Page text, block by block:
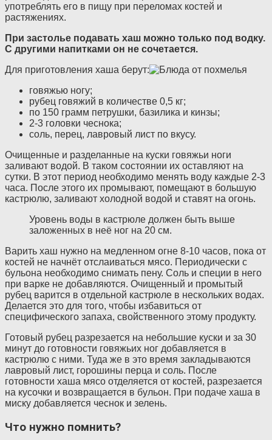
употреблять его в пищу при переломах костей и
растяжениях.
При застолье подавать хаш можно только под водку.
С другими напитками он не сочетается.
Для приготовления хаша берут:
говяжью ногу;
рубец говяжий в количестве 0,5 кг;
по 150 грамм петрушки, базилика и кинзы;
2-3 головки чеснока;
соль, перец, лавровый лист по вкусу.
Очищенные и разделанные на куски говяжьи ноги
заливают водой. В таком состоянии их оставляют на
сутки. В этот период необходимо менять воду каждые 2-3
часа. После этого их промывают, помещают в большую
кастрюлю, заливают холодной водой и ставят на огонь.
Уровень воды в кастрюле должен быть выше
заложенных в неё ног на 20 см.
Варить хаш нужно на медленном огне 8-10 часов, пока от
костей не начнёт отслаиваться мясо. Периодически с
бульона необходимо снимать пену. Соль и специи в него
при варке не добавляются. Очищенный и промытый
рубец варится в отдельной кастрюле в нескольких водах.
Делается это для того, чтобы избавиться от
специфического запаха, свойственного этому продукту.
Готовый рубец разрезается на небольшие куски и за 30
минут до готовности говяжьих ног добавляется в
кастрюлю с ними. Туда же в это время закладываются
лавровый лист, горошины перца и соль. После
готовности хаша мясо отделяется от костей, разрезается
на кусочки и возвращается в бульон. При подаче хаша в
миску добавляется чеснок и зелень.
Что нужно помнить?